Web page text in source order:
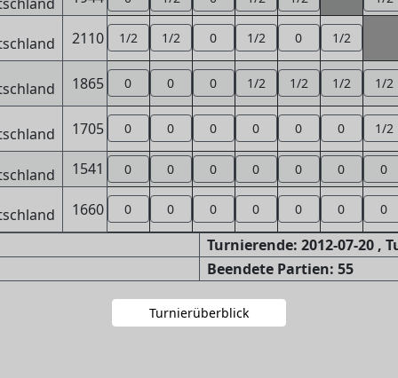
2110 1/2 1/2 0 1/2 0 1/2
1865 0 0 0 1/2 1/2 1/2 1/2
1705 0 0 0 0 0 0 1/2
1541 0 0 0 0 0 0 0
1660 0 0 0 0 0 0 0
Turnierende: 2012-07-20 ,
Beendete Partien: 55
Turnierüberblick